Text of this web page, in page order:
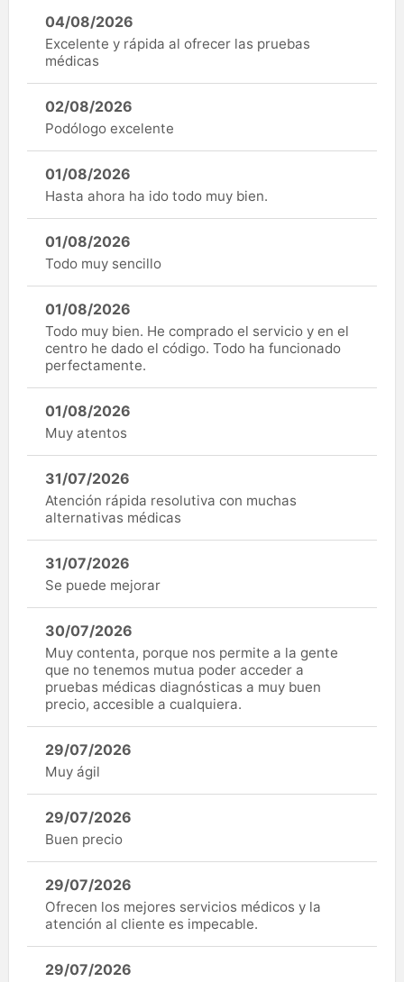
04/08/2026
Excelente y rápida al ofrecer las pruebas
médicas
02/08/2026
Podólogo excelente
01/08/2026
Hasta ahora ha ido todo muy bien.
01/08/2026
Todo muy sencillo
01/08/2026
Todo muy bien. He comprado el servicio y en el
centro he dado el código. Todo ha funcionado
perfectamente.
01/08/2026
Muy atentos
31/07/2026
Atención rápida resolutiva con muchas
alternativas médicas
31/07/2026
Se puede mejorar
30/07/2026
Muy contenta, porque nos permite a la gente
que no tenemos mutua poder acceder a
pruebas médicas diagnósticas a muy buen
precio, accesible a cualquiera.
29/07/2026
Muy ágil
29/07/2026
Buen precio
29/07/2026
Ofrecen los mejores servicios médicos y la
atención al cliente es impecable.
29/07/2026